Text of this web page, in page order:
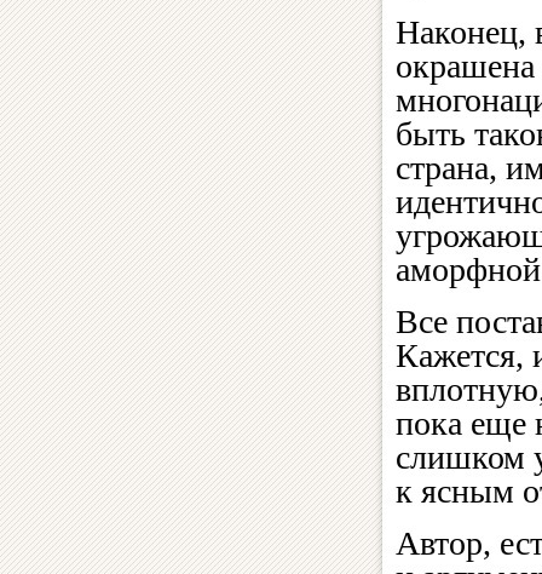
Наконец,
окрашена
быть
страна,
Все
Кажется,
пока еще
слишком
к ясным
Автор,